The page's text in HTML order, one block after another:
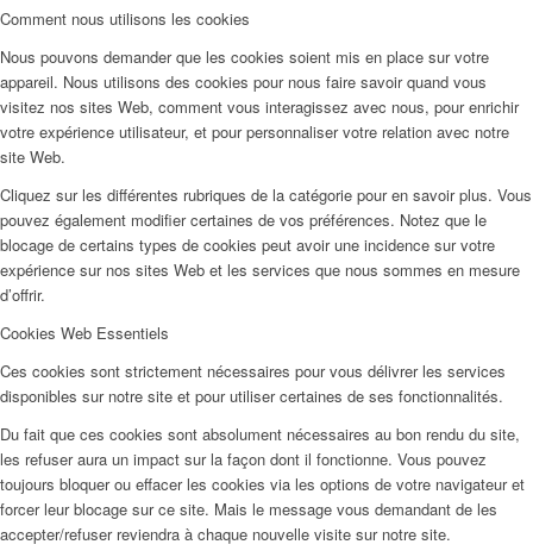
Comment nous utilisons les cookies
Nous pouvons demander que les cookies soient mis en place sur votre
appareil. Nous utilisons des cookies pour nous faire savoir quand vous
visitez nos sites Web, comment vous interagissez avec nous, pour enrichir
votre expérience utilisateur, et pour personnaliser votre relation avec notre
site Web.
Cliquez sur les différentes rubriques de la catégorie pour en savoir plus. Vous
pouvez également modifier certaines de vos préférences. Notez que le
blocage de certains types de cookies peut avoir une incidence sur votre
expérience sur nos sites Web et les services que nous sommes en mesure
d’offrir.
Cookies Web Essentiels
Ces cookies sont strictement nécessaires pour vous délivrer les services
disponibles sur notre site et pour utiliser certaines de ses fonctionnalités.
Du fait que ces cookies sont absolument nécessaires au bon rendu du site,
les refuser aura un impact sur la façon dont il fonctionne. Vous pouvez
toujours bloquer ou effacer les cookies via les options de votre navigateur et
forcer leur blocage sur ce site. Mais le message vous demandant de les
accepter/refuser reviendra à chaque nouvelle visite sur notre site.